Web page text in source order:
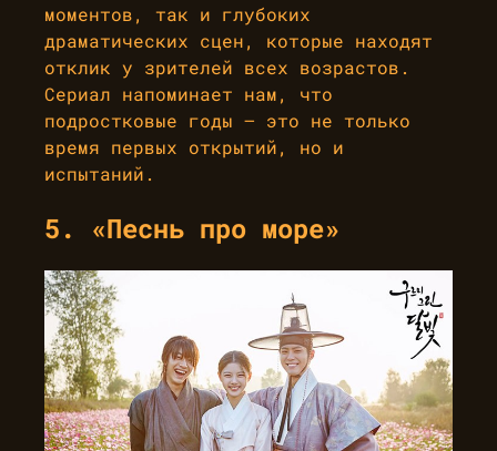
моментов, так и глубоких
драматических сцен, которые находят
отклик у зрителей всех возрастов.
Сериал напоминает нам, что
подростковые годы — это не только
время первых открытий, но и
испытаний.
5. «Песнь про море»